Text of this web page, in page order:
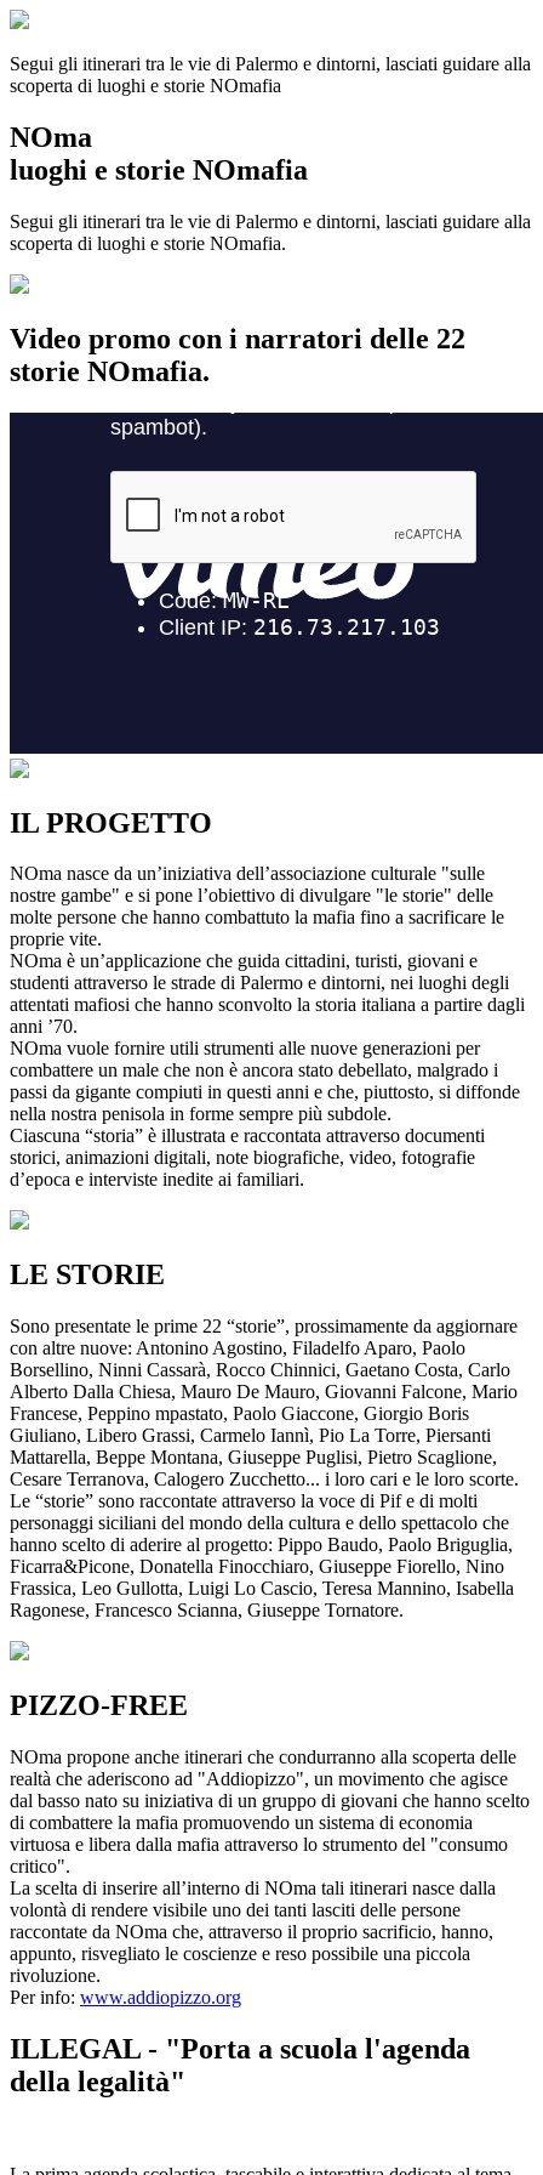
Segui gli itinerari tra le vie di Palermo e dintorni, lasciati guidare alla
scoperta di luoghi e storie NOmafia
NOma
luoghi e storie NOmafia
Segui gli itinerari tra le vie di Palermo e dintorni, lasciati guidare alla
scoperta di luoghi e storie NOmafia.
Video promo con i narratori delle 22
storie NOmafia.
IL PROGETTO
NOma nasce da un’iniziativa dell’associazione culturale "sulle
nostre gambe" e si pone l’obiettivo di divulgare "le storie" delle
molte persone che hanno combattuto la mafia fino a sacrificare le
proprie vite.
NOma è un’applicazione che guida cittadini, turisti, giovani e
studenti attraverso le strade di Palermo e dintorni, nei luoghi degli
attentati mafiosi che hanno sconvolto la storia italiana a partire dagli
anni ’70.
NOma vuole fornire utili strumenti alle nuove generazioni per
combattere un male che non è ancora stato debellato, malgrado i
passi da gigante compiuti in questi anni e che, piuttosto, si diffonde
nella nostra penisola in forme sempre più subdole.
Ciascuna “storia” è illustrata e raccontata attraverso documenti
storici, animazioni digitali, note biografiche, video, fotografie
d’epoca e interviste inedite ai familiari.
LE STORIE
Sono presentate le prime 22 “storie”, prossimamente da aggiornare
con altre nuove: Antonino Agostino, Filadelfo Aparo, Paolo
Borsellino, Ninni Cassarà, Rocco Chinnici, Gaetano Costa, Carlo
Alberto Dalla Chiesa, Mauro De Mauro, Giovanni Falcone, Mario
Francese, Peppino mpastato, Paolo Giaccone, Giorgio Boris
Giuliano, Libero Grassi, Carmelo Iannì, Pio La Torre, Piersanti
Mattarella, Beppe Montana, Giuseppe Puglisi, Pietro Scaglione,
Cesare Terranova, Calogero Zucchetto... i loro cari e le loro scorte.
Le “storie” sono raccontate attraverso la voce di Pif e di molti
personaggi siciliani del mondo della cultura e dello spettacolo che
hanno scelto di aderire al progetto: Pippo Baudo, Paolo Briguglia,
Ficarra&Picone, Donatella Finocchiaro, Giuseppe Fiorello, Nino
Frassica, Leo Gullotta, Luigi Lo Cascio, Teresa Mannino, Isabella
Ragonese, Francesco Scianna, Giuseppe Tornatore.
PIZZO-FREE
NOma propone anche itinerari che condurranno alla scoperta delle
realtà che aderiscono ad "Addiopizzo", un movimento che agisce
dal basso nato su iniziativa di un gruppo di giovani che hanno scelto
di combattere la mafia promuovendo un sistema di economia
virtuosa e libera dalla mafia attraverso lo strumento del "consumo
critico".
La scelta di inserire all’interno di NOma tali itinerari nasce dalla
volontà di rendere visibile uno dei tanti lasciti delle persone
raccontate da NOma che, attraverso il proprio sacrificio, hanno,
appunto, risvegliato le coscienze e reso possibile una piccola
rivoluzione.
Per info: www.addiopizzo.org
ILLEGAL - "Porta a scuola l'agenda
della legalità"